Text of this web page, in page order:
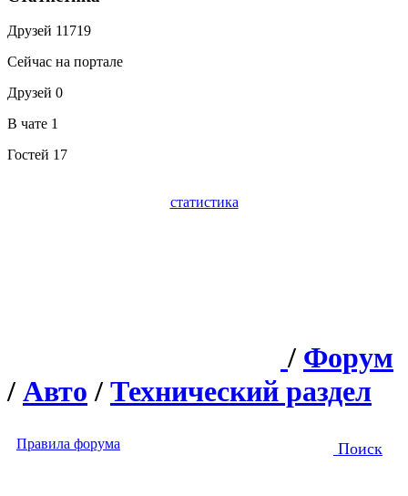
Друзей 11719
Сейчас на портале
Друзей 0
В чате 1
Гостей 17
статистика
/ Форум
/ Авто / Технический раздел
Правила форума Поиск